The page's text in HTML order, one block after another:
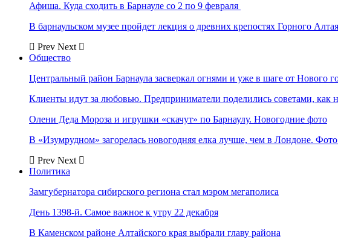
Афиша. Куда сходить в Барнауле со 2 по 9 февраля
В барнаульском музее пройдет лекция о древних крепостях Горного Алтая
Prev Next
Общество
Центральный район Барнаула засверкал огнями и уже в шаге от Нового
Клиенты идут за любовью. Предприниматели поделились советами, как
Олени Деда Мороза и игрушки «скачут» по Барнаулу. Новогодние фото
В «Изумрудном» загорелась новогодняя елка лучше, чем в Лондоне.
Prev Next
Политика
Замгубернатора сибирского региона стал мэром мегаполиса
День 1398-й. Самое важное к утру 22 декабря
В Каменском районе Алтайского края выбрали главу района